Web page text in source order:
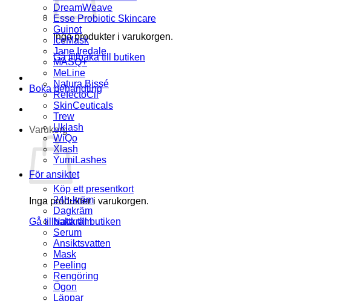
Inga produkter i varukorgen.
Gå tillbaka till butiken
Boka behandling
Varukorg
Inga produkter i varukorgen.
Gå tillbaka till butiken
DreamWeave
Esse Probiotic Skincare
Guinot
IceMask
Jane Iredale
MASQ+
MeLine
Natura Bissé
RefectoCil
SkinCeuticals
Trew
Uklash
WiQo
Xlash
YumiLashes
För ansiktet
Köp ett presentkort
24h-kräm
Dagkräm
Nattkräm
Serum
Ansiktsvatten
Mask
Peeling
Rengöring
Ögon
Läppar